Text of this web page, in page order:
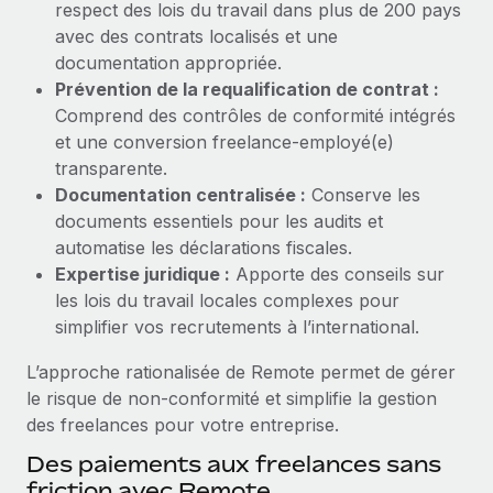
Création d’entité
Établissez des entités rapidement et en toute
conformité
Mobilité et déménagement international
Organisez facilement le déménagement de vos
employés
Avantages sociaux
Gérez facilement les avantages sociaux
Explorer le blog
Mises à jour des produits de Remote :
Intégrations Gusto et Xero et Gestion des
freelances Plus
Remote a toujours pour mission d'aider les entreprises de
toute taille à embaucher, gérer et payer...
En savoir plus
Comment Phiture gère ses 55 employés
répartis dans 19 pays grâce à Remote
Phiture, un leader notable du conseil en matière de
croissance mobile internationale, encourage les...
respect des lois du travail dans plus de 200 pays
avec des contrats localisés et une
documentation appropriée.
Prévention de la requalification de contrat :
Comprend des contrôles de conformité intégrés
et une conversion freelance-employé(e)
transparente.
Documentation centralisée : Conserve les
documents essentiels pour les audits et
automatise les déclarations fiscales.
Expertise juridique : Apporte des conseils sur
les lois du travail locales complexes pour
simplifier vos recrutements à l’international.
L’approche rationalisée de Remote permet de gérer
le risque de non-conformité et simplifie la gestion
des freelances pour votre entreprise.
Des paiements aux freelances sans